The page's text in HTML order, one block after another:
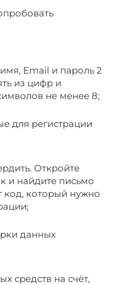
Email и пароль 2
из цифр и
не менее 8;
для регистрации
Откройте
и найдите письмо
код, который нужно
данных
средств на счёт,